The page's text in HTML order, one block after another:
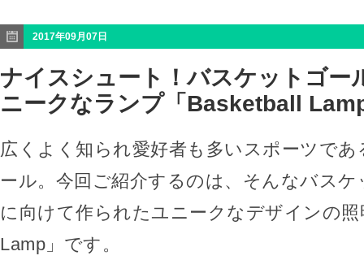
2017年09月07日
ナイスシュート！バスケットゴー
ニークなランプ「Basketball
広くよく知られ愛好者も多いスポーツで
ール。今回ご紹介するのは、そんなバスケ
に向けて作られたユニークなデザインの
Lamp」です。